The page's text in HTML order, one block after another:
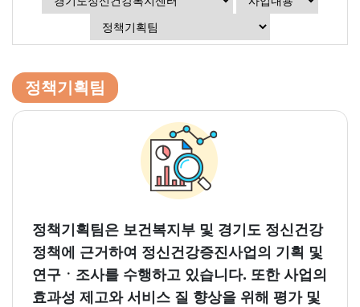
정책기획팀
정책기획팀은 보건복지부 및 경기도 정신건강
정책에 근거하여 정신건강증진사업의 기획 및
연구ㆍ조사를 수행하고 있습니다. 또한 사업의
효과성 제고와 서비스 질 향상을 위해 평가 및